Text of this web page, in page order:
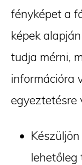
fényképet a
képek
tudja mérni,
információra
egyeztetésre
lehetőleg